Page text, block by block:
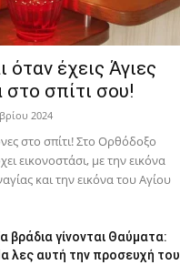
όταν έχεις Άγιες
στο σπίτι σου!
2024
στο σπίτι! Στο Ορθόδοξο
εικονοστάσι, με την εικόνα
και την εικόνα του Αγίου
βράδια γίνονται Θαύματα:
λες αυτή την προσευχή του